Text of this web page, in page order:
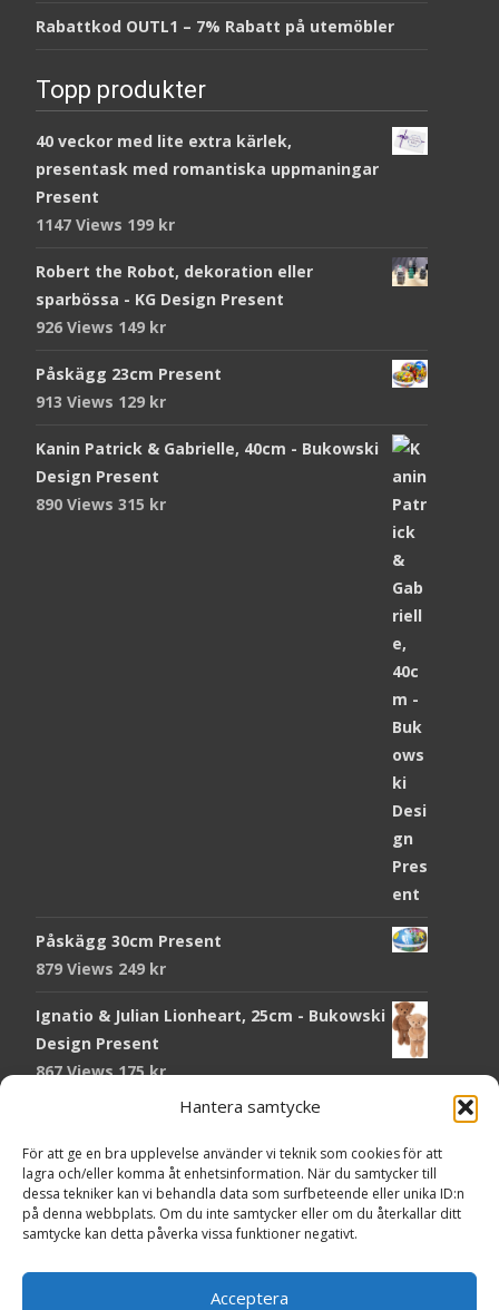
Hantera samtycke
För att ge en bra upplevelse använder vi teknik som cookies för att
lagra och/eller komma åt enhetsinformation. När du samtycker till
dessa tekniker kan vi behandla data som surfbeteende eller unika ID:n
på denna webbplats. Om du inte samtycker eller om du återkallar ditt
samtycke kan detta påverka vissa funktioner negativt.
Acceptera
Rabattkod OUTL1 – 7% Rabatt på utemöbler
Topp produkter
40 veckor med lite extra kärlek,
presentask med romantiska uppmaningar
Present
1147 Views 199 kr
Robert the Robot, dekoration eller
sparbössa - KG Design Present
926 Views 149 kr
Påskägg 23cm Present
913 Views 129 kr
Kanin Patrick & Gabrielle, 40cm - Bukowski
Design Present
890 Views 315 kr
Påskägg 30cm Present
879 Views 249 kr
Ignatio & Julian Lionheart, 25cm - Bukowski
Design Present
867 Views175kr
Chokladmynt Påskmotiv Present
824 Views25kr
Kort Påskhare, 8,5x11,5 cm Present
767 Views20kr
Tändsticksask I den enkla bor det vackra,
röd - Ernst Kirchsteiger Present
Powered by WordPress , Themei-craftby TemplatesNext.